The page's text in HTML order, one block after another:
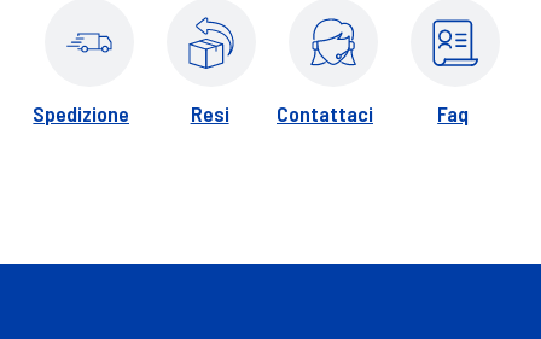
Spedizione Resi Contattaci Faq